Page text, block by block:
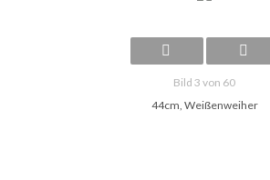
Bild 3 von 60
44cm, Weißenweiher